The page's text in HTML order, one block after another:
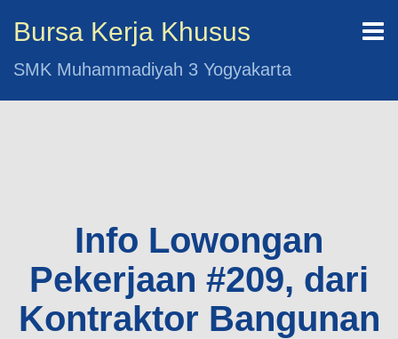
Bursa Kerja Khusus
SMK Muhammadiyah 3 Yogyakarta
Info Lowongan
Pekerjaan #209, dari
Kontraktor Bangunan